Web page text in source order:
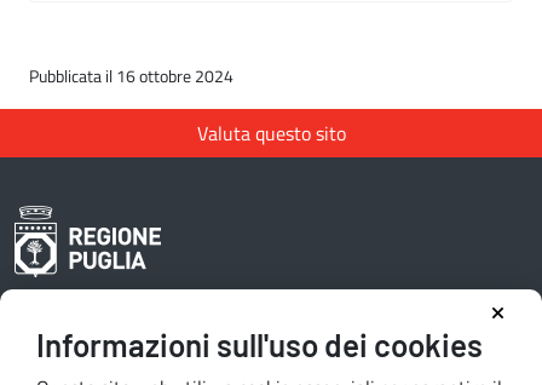
Informazioni sull'uso dei cookies
Pubblicata il 16 ottobre 2024
Valuta questo sito
Area riservata redattori